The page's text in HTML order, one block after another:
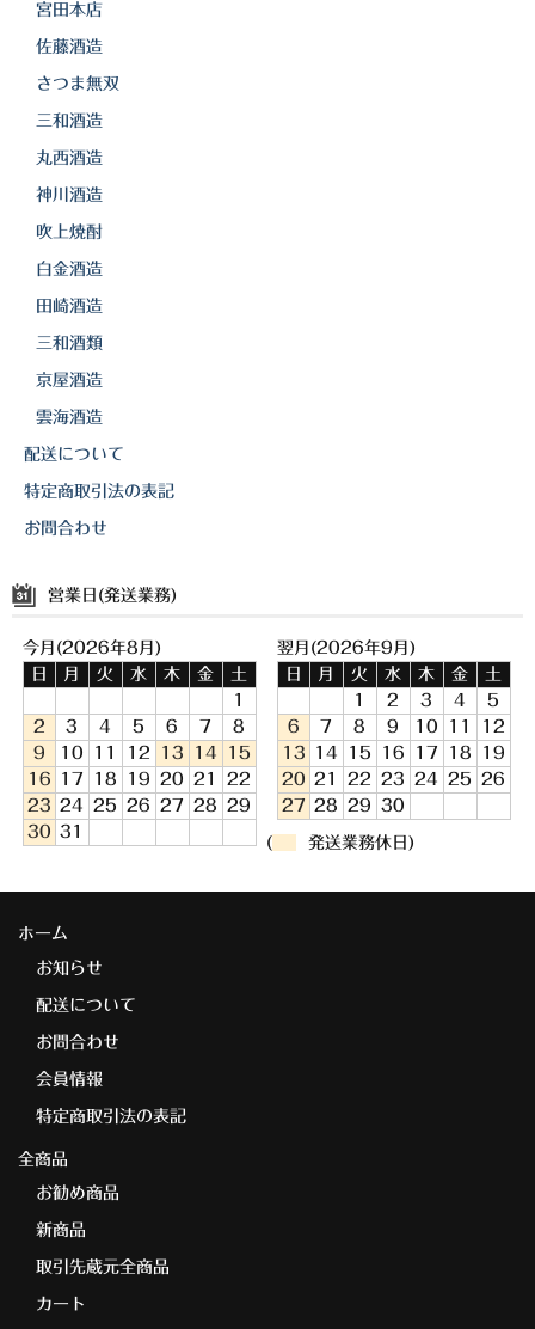
宮田本店
佐藤酒造
さつま無双
三和酒造
丸西酒造
神川酒造
吹上焼酎
白金酒造
田崎酒造
三和酒類
京屋酒造
雲海酒造
配送について
特定商取引法の表記
お問合わせ
営業日(発送業務)
今月(2026年8月)
日
月 火 水 木 金
土
1
2
3 4 5 6 7
8
9
10 11 12 13 14
15
16
17 18 19 20 21
22
23 24 25 26 27 28
29
30 31
翌月(2026年9月)
日
月 火 水 木 金
土
1
2 3 4
5
6
7 8 9 10 11
12
13
14 15 16 17 18
19
20 21 22 23 24 25
26
27 28 29 30
( 発送業務休日)
ホーム
お知らせ
配送について
お問合わせ
会員情報
特定商取引法の表記
全商品
お勧め商品
新商品
取引先蔵元全商品
カート